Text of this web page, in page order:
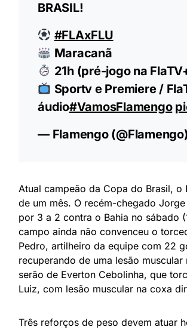
BRASIL!
#FLAxFLU
Maracanã
21h (pré-jogo na
Sportv e Premiere /
áudio#VamosFlamengo
— Flamengo (@Flamengo)
Atual campeão da Copa do Brasil,
de um mês. O recém-chegado
por 3 a 2 contra o Bahia no sábado
campo ainda não convenceu o
Pedro, artilheiro da equipe com 22
recuperando de uma lesão
serão de Everton Cebolinha, que
Luiz, com lesão muscular na coxa
Três reforços de peso devem atuar